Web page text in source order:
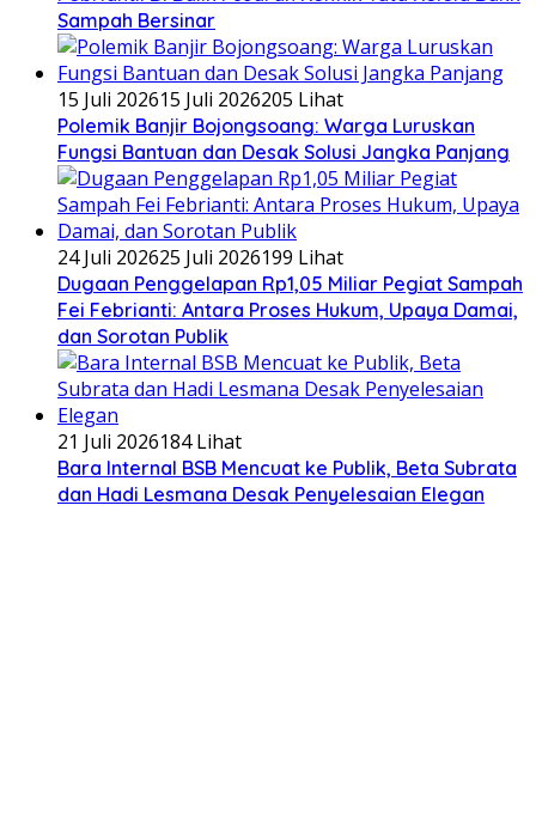
Sampah Bersinar
15 Juli 202615 Juli 2026205 Lihat
Polemik Banjir Bojongsoang: Warga Luruskan
Fungsi Bantuan dan Desak Solusi Jangka Panjang
24 Juli 202625 Juli 2026199 Lihat
Dugaan Penggelapan Rp1,05 Miliar Pegiat Sampah
Fei Febrianti: Antara Proses Hukum, Upaya Damai,
dan Sorotan Publik
21 Juli 2026184 Lihat
Bara Internal BSB Mencuat ke Publik, Beta Subrata
dan Hadi Lesmana Desak Penyelesaian Elegan